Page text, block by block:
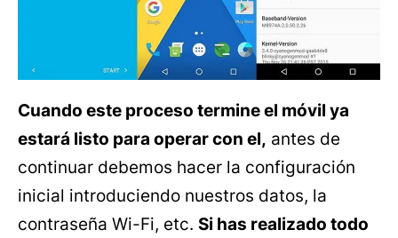
Cuando este proceso termine el móvil ya
estará listo para operar con el, antes de
continuar debemos hacer la configuración
inicial introduciendo nuestros datos, la
contraseña Wi-Fi, etc. Si has realizado todo